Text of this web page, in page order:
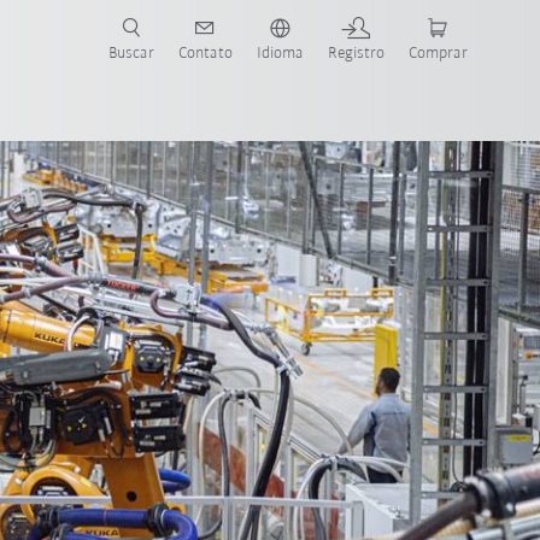
Buscar Contato Idioma Registro Comprar